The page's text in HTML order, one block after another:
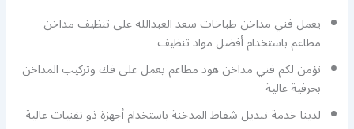
يعمل فني مداخن طباخات سعد العبدالله على تنظيف مداخن
مطاعم باستخدام أفضل مواد تنظيف
نؤمن لكم فني مداخن هود مطاعم يعمل على فك وتركيب المداخن
بحرفية عالية
لدينا خدمة تبديل شفاط المدخنة باستخدام أجهزة ذو تقنيات عالية